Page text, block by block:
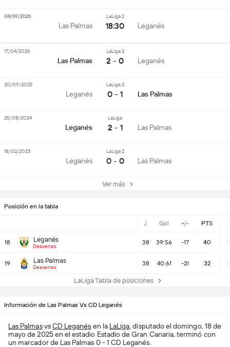
Posición en la tabla
J Gol +/- PTS
18 Leganés
Descenso
38 39:56 -17 40 9
19 Las Palmas
Descenso
38 40:61 -21 32 8
LaLiga Tabla de posiciones
Las Palmas
LaLiga 2
18:30 Leganés
04/09/2026
Las Palmas
LaLiga 2
2 - 0 Leganés
17/04/2026
Leganés
LaLiga 2
0 - 1 Las Palmas
20/09/2025
Leganés
LaLiga
2 - 1 Las Palmas
25/08/2024
Leganés
LaLiga 2
0 - 0 Las Palmas
18/02/2023
Ver más
Información de Las Palmas Vs CD Leganés
Las PalmasvsCD Leganés en la LaLiga , disputado el domingo, 18 de
mayo de 2025 en el estadio Estadio de Gran Canaria, terminó con
un marcador de Las Palmas 0 - 1 CD Leganés.